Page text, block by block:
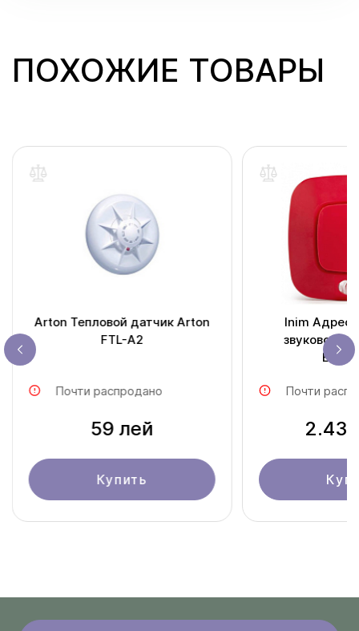
ПОХОЖИЕ ТОВАРЫ
Arton Тепловой датчик Arton
FTL-A2
Почти распродано
59 лей
Купить
Inim
звуковой
Почти